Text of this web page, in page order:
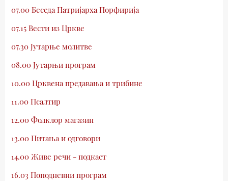
07.00 Беседа Патријарха Порфирија
07.15 Вести из Цркве
07.30 Јутарње молитве
08.00 Јутарњи програм
10.00 Црквена предавања и трибине
11.00 Псалтир
12.00 Фолклор магазин
13.00 Питања и одговори
14.00 Живе речи - подкаст
16.03 Поподневни програм